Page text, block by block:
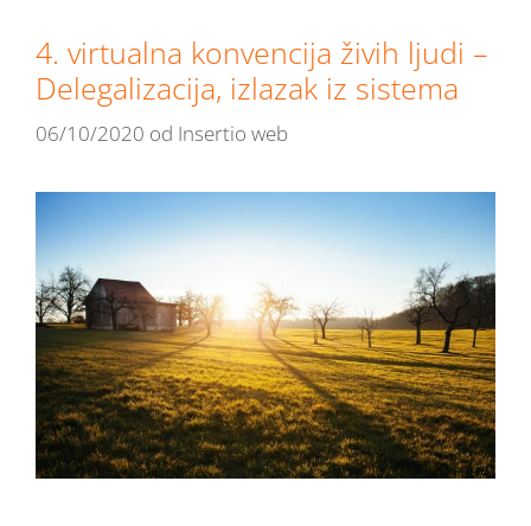
4. virtualna konvencija živih ljudi –
Delegalizacija, izlazak iz sistema
06/10/2020 od Insertio web